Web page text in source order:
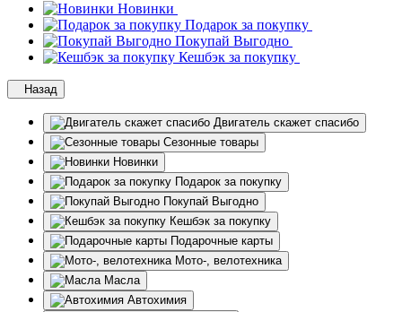
Новинки
Подарок за покупку
Покупай Выгодно
Кешбэк за покупку
Назад
Двигатель скажет спасибо
Сезонные товары
Новинки
Подарок за покупку
Покупай Выгодно
Кешбэк за покупку
Подарочные карты
Мото-, велотехника
Масла
Автохимия